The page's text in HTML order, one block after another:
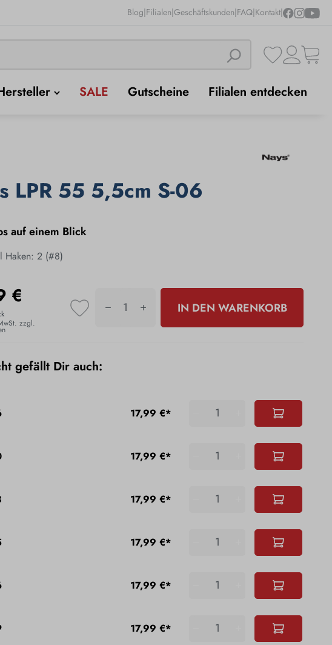
Blog|Filialen|Geschäftskunden|FAQ|Kontakt|
SALE Gutscheine Filialen entdecken
LPR 55 5,5cm S-06
auf einem Blick
Haken: 2 (#8)
€
zzgl.
IN DEN WARENKORB
gefällt Dir auch:
17,99 €*
17,99 €*
17,99 €*
17,99 €*
17,99 €*
17,99 €*